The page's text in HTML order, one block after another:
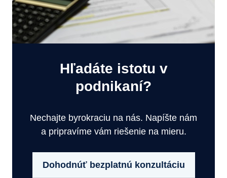
Hľadáte istotu v
podnikaní?
Nechajte byrokraciu na nás. Napíšte nám
a pripravíme vám riešenie na mieru.
Dohodnúť bezplatnú konzultáciu